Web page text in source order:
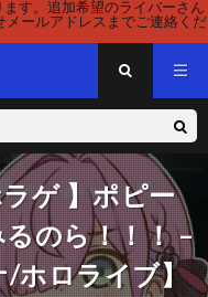
す。追加希望のライバーさん
ールアドレスまでご連絡くだ
ゲ 】ポピー
のら！！！ –
/ホロライブ】